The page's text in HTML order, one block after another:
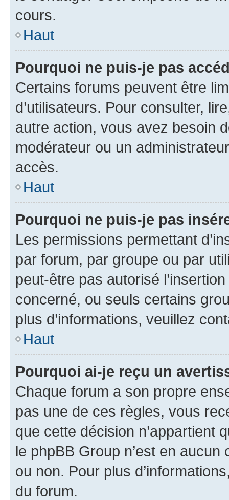
cours.
Haut
Pourquoi ne puis-je pas
Certains forums peuvent être
d’utilisateurs. Pour consulter,
autre action, vous avez besoin
modérateur ou un
accès.
Haut
Pourquoi ne puis-je pas
Les permissions permettant
par forum, par groupe ou par
peut-être pas autorisé
concerné, ou seuls certains
plus d’informations, veuillez
Haut
Pourquoi ai-je reçu un
Chaque forum a son propre
pas une de ces règles, vous
que cette décision n’appartient
le phpBB Group n’est en
ou non. Pour plus
du forum.